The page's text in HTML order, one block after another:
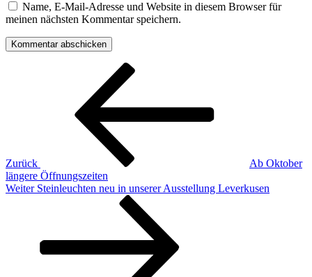
Name, E-Mail-Adresse und Website in diesem Browser für
meinen nächsten Kommentar speichern.
Beitragsnavigation
Zurück
Ab Oktober
längere Öffnungszeiten
Nächster
Weiter Steinleuchten neu in unserer Ausstellung Leverkusen